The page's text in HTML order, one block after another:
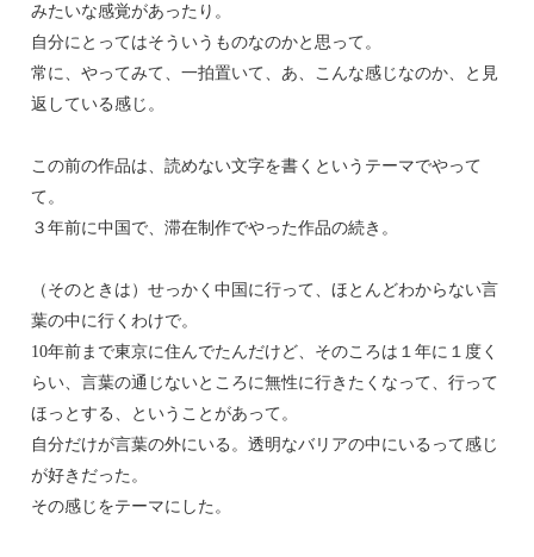
みたいな感覚があったり。
自分にとってはそういうものなのかと思って。
常に、やってみて、一拍置いて、あ、こんな感じなのか、と見
返している感じ。
この前の作品は、読めない文字を書くというテーマでやって
て。
３年前に中国で、滞在制作でやった作品の続き。
（そのときは）せっかく中国に行って、ほとんどわからない言
葉の中に行くわけで。
10年前まで東京に住んでたんだけど、そのころは１年に１度く
らい、言葉の通じないところに無性に行きたくなって、行って
ほっとする、ということがあって。
自分だけが言葉の外にいる。透明なバリアの中にいるって感じ
が好きだった。
その感じをテーマにした。